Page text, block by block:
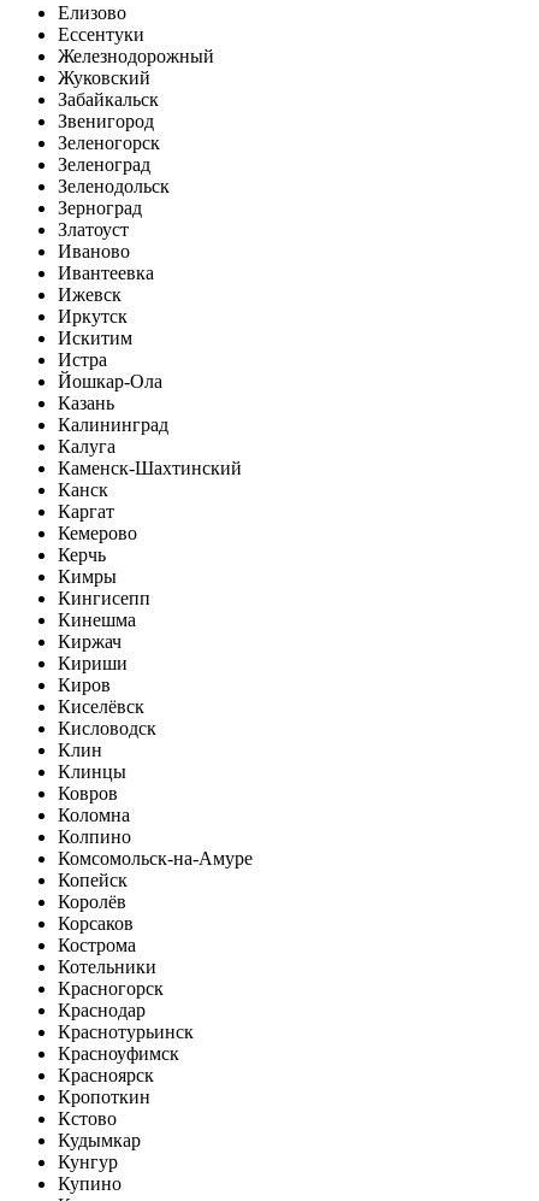
Елизово
Ессентуки
Железнодорожный
Жуковский
Забайкальск
Звенигород
Зеленогорск
Зеленоград
Зеленодольск
Зерноград
Златоуст
Иваново
Ивантеевка
Ижевск
Иркутск
Искитим
Истра
Йошкар-Ола
Казань
Калининград
Калуга
Каменск-Шахтинский
Канск
Каргат
Кемерово
Керчь
Кимры
Кингисепп
Кинешма
Киржач
Кириши
Киров
Киселёвск
Кисловодск
Клин
Клинцы
Ковров
Коломна
Колпино
Комсомольск-на-Амуре
Копейск
Королёв
Корсаков
Кострома
Котельники
Красногорск
Краснодар
Краснотурьинск
Красноуфимск
Красноярск
Кропоткин
Кстово
Кудымкар
Кунгур
Купино